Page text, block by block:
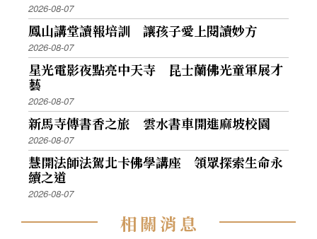
2026-08-07
鳳山講堂讀報培訓 讓孩子愛上閱讀妙方
2026-08-07
星光電影夜點亮中天寺 昆士蘭佛光童軍展才
藝
2026-08-07
新馬寺傳書香之旅 雲水書車開進麻坡校園
2026-08-07
慧開法師法駕北卡佛學講座 領眾探索生命永
續之道
2026-08-07
相關消息